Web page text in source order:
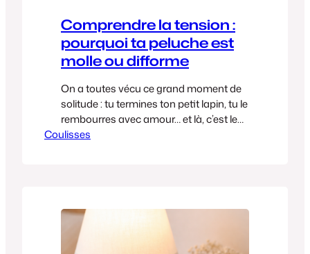
Comprendre la tension :
pourquoi ta peluche est
molle ou difforme
On a toutes vécu ce grand moment de
solitude : tu termines ton petit lapin, tu le
rembourres avec amour… et là, c’est le
drame. Sa tête ballote comme s’il avait
Coulisses